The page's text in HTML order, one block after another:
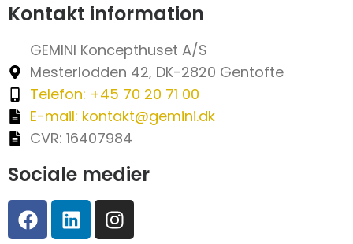
Kontakt information
GEMINI Koncepthuset A/S
Mesterlodden 42, DK-2820 Gentofte
Telefon: +45 70 20 71 00
E-mail: kontakt@gemini.dk
CVR: 16407984
Sociale medier